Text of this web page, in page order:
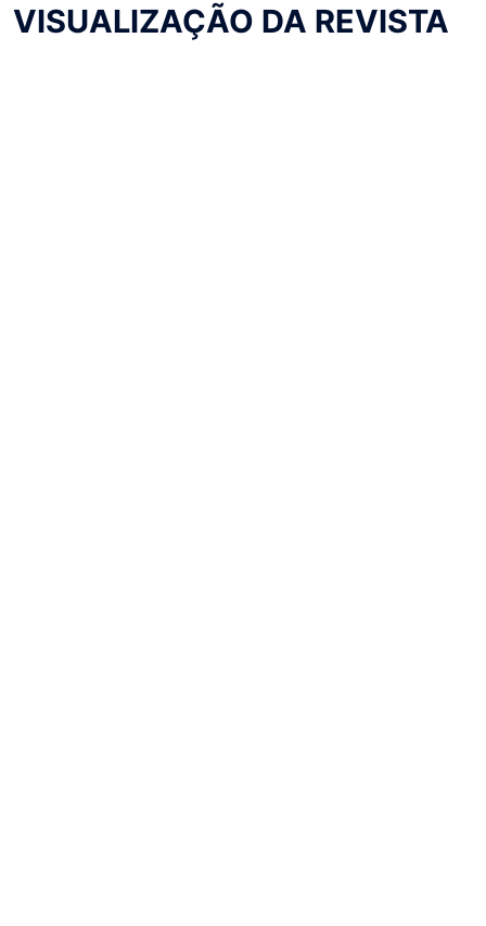
VISUALIZAÇÃO DA REVISTA